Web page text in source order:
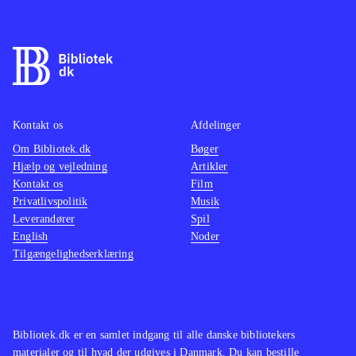
føler sig godt underholdt undervejs.
Et sikkert indkøb til spilhylden
Bibliotek.dk er en samlet indgang til alle danske bibliotekers
materialer og til hvad der udgives i Danmark. Du kan bestille
Kontakt os
Om Bibliotek.dk
Hjælp og vejledning
Kontakt os
Privatlivspolitik
Leverandører
English
Tilgængelighedserklæring
Afdelinger
Bøger
Artikler
Film
Musik
Spil
Noder